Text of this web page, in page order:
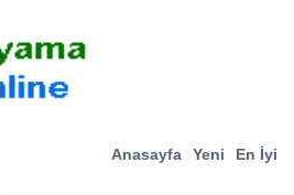
Anasayfa Yeni En İyi